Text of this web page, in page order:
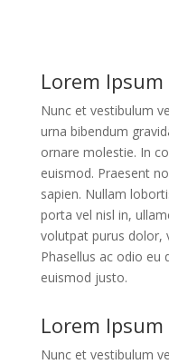
Lorem
Nunc et vestibulum
urna bibendum
ornare molestie. In
euismod. Praesent
sapien. Nullam
porta vel nisl in,
volutpat purus dolor,
Phasellus ac odio eu
euismod justo.
Lorem
Nunc et vestibulum